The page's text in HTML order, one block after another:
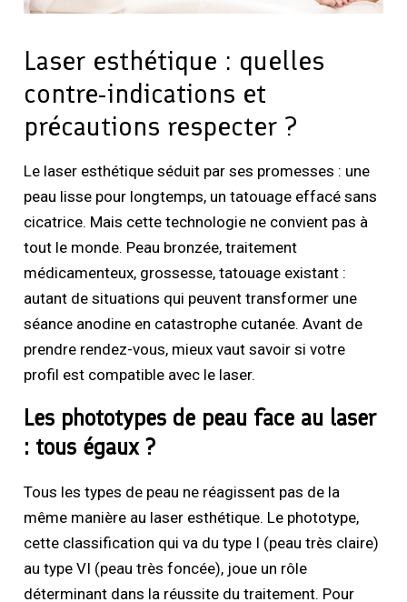
Laser esthétique : quelles
contre-indications et
précautions respecter ?
Le laser esthétique séduit par ses promesses : une
peau lisse pour longtemps, un tatouage effacé sans
cicatrice. Mais cette technologie ne convient pas à
tout le monde. Peau bronzée, traitement
médicamenteux, grossesse, tatouage existant :
autant de situations qui peuvent transformer une
séance anodine en catastrophe cutanée. Avant de
prendre rendez-vous, mieux vaut savoir si votre
profil est compatible avec le laser.
Les phototypes de peau face au laser
: tous égaux ?
Tous les types de peau ne réagissent pas de la
même manière au laser esthétique. Le phototype,
cette classification qui va du type I (peau très claire)
au type VI (peau très foncée), joue un rôle
déterminant dans la réussite du traitement. Pour